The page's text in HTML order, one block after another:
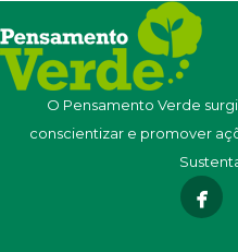
O Pensamento Verde
conscientizar e promover